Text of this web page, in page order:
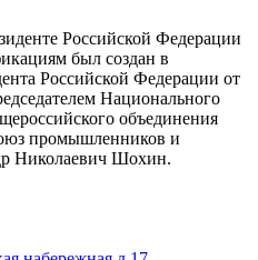
Российской Федерации
был создан в
Российской Федерации от
Национального
объединения
промышленников и
Николаевич Шохин.